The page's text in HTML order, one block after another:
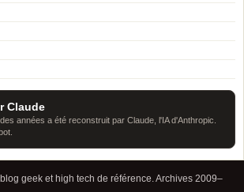
Claude
années a été reconstruit par Claude, l'IA d'Anthropic.
geek et high tech de référence. Archives 2009–